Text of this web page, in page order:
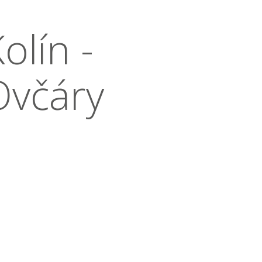
-